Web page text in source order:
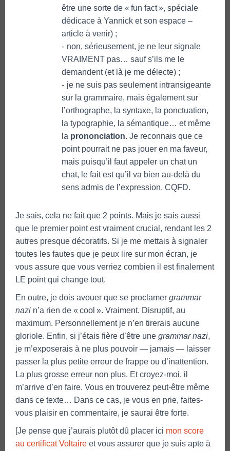
être une sorte de « fun fact », spéciale
dédicace à Yannick et son espace –
article à venir) ;
non, sérieusement, je ne leur signale
VRAIMENT pas… sauf s’ils me le
demandent (et là je me délecte) ;
je ne suis pas seulement intransigeante
sur la grammaire, mais également sur
l’orthographe, la syntaxe, la ponctuation,
la typographie, la sémantique… et même
la prononciation. Je reconnais que ce
point pourrait ne pas jouer en ma faveur,
mais puisqu’il faut appeler un chat un
chat, le fait est qu’il va bien au-delà du
sens admis de l’expression. CQFD.
Je sais, cela ne fait que 2 points. Mais je sais aussi
que le premier point est vraiment crucial, rendant les 2
autres presque décoratifs. Si je me mettais à signaler
toutes les fautes que je peux lire sur mon écran, je
vous assure que vous verriez combien il est finalement
LE point qui change tout.
En outre, je dois avouer que se proclamer grammar
nazi n’a rien de « cool ». Vraiment. Disruptif, au
maximum. Personnellement je n’en tirerais aucune
gloriole. Enfin, si j’étais fière d’être une grammar nazi,
je m’exposerais à ne plus pouvoir — jamais — laisser
passer la plus petite erreur de frappe ou d’inattention.
La plus grosse erreur non plus. Et croyez-moi, il
m’arrive d’en faire. Vous en trouverez peut-être même
dans ce texte… Dans ce cas, je vous en prie, faites-
vous plaisir en commentaire, je saurai être forte.
[Je pense que j’aurais plutôt dû placer ici mon score
au certificat Voltaire et vous assurer que je suis apte à